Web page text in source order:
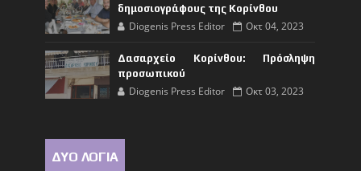
δημοσιογράφους της Κορίνθου
Diogenis Press Editor Οκτ 04, 2023
Δασαρχείο Κορίνθου: Πρόσληψη
προσωπικού
Diogenis Press Editor Οκτ 03, 2023
ΔΥΟ ΛΟΓΙΑ